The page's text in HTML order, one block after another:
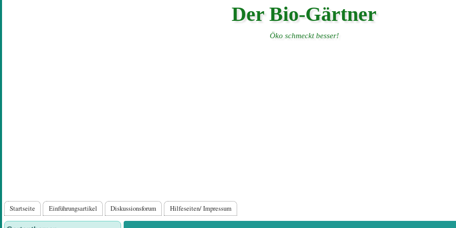
Der Bio-Gärtner
Öko schmeckt besser!
Hauptnavigation
Startseite Einführungsartikel Diskussionsforum Hilfeseiten/ Impressum